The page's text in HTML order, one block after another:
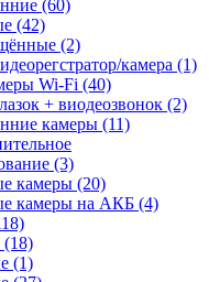
(60)
(42)
(2)
камера (1)
Wi-Fi (40)
+ виодеозвонок (2)
камеры (11)
(3)
камеры (20)
камеры на АКБ (4)
(18)
(1)